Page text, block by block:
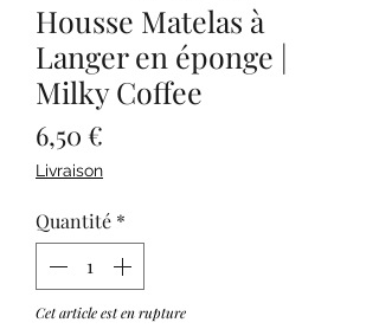
Housse Matelas à
Langer en éponge |
Milky Coffee
6,50 €
Livraison
Quantité *
Cet article est en rupture